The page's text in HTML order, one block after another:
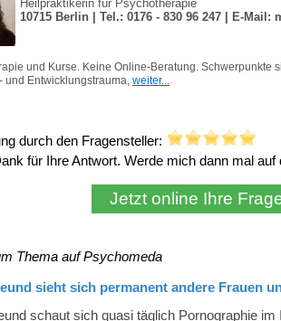
durch den Fragensteller:
für Ihre Antwort. Werde mich dann mal
Thema auf Psychomeda